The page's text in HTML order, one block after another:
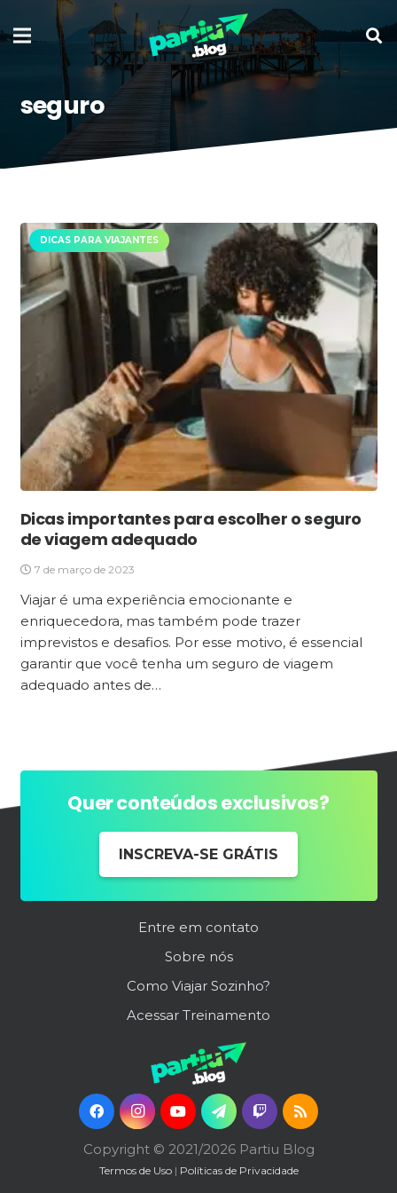
seguro
DICAS PARA VIAJANTES
Dicas importantes para escolher o seguro
de viagem adequado
7 de março de 2023
Viajar é uma experiência emocionante e
enriquecedora, mas também pode trazer
imprevistos e desafios. Por esse motivo, é essencial
garantir que você tenha um seguro de viagem
adequado antes de…
Quer conteúdos exclusivos?
INSCREVA-SE GRÁTIS
Entre em contato
Sobre nós
Como Viajar Sozinho?
Acessar Treinamento
Copyright © 2021/2026 Partiu Blog
Termos de Uso| Políticas de Privacidade